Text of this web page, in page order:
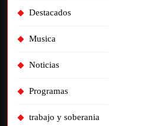
Destacados
Musica
Noticias
Programas
trabajo y soberania